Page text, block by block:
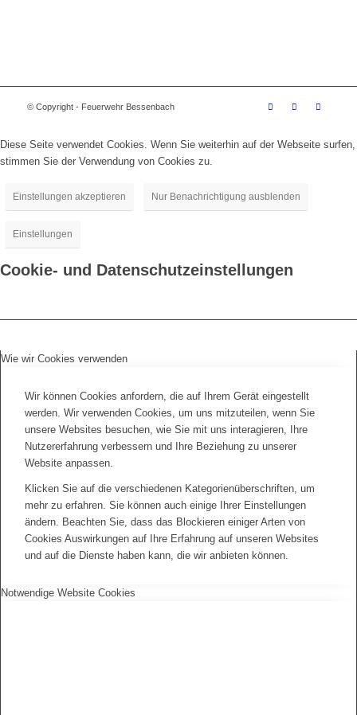
© Copyright - Feuerwehr Bessenbach
Diese Seite verwendet Cookies. Wenn Sie weiterhin auf der Webseite surfen,
stimmen Sie der Verwendung von Cookies zu.
Einstellungen akzeptieren Nur Benachrichtigung ausblenden
Einstellungen
Cookie- und Datenschutzeinstellungen
Wie wir Cookies verwenden
Wir können Cookies anfordern, die auf Ihrem Gerät eingestellt
werden. Wir verwenden Cookies, um uns mitzuteilen, wenn Sie
unsere Websites besuchen, wie Sie mit uns interagieren, Ihre
Nutzererfahrung verbessern und Ihre Beziehung zu unserer
Website anpassen.
Klicken Sie auf die verschiedenen Kategorienüberschriften, um
mehr zu erfahren. Sie können auch einige Ihrer Einstellungen
ändern. Beachten Sie, dass das Blockieren einiger Arten von
Cookies Auswirkungen auf Ihre Erfahrung auf unseren Websites
und auf die Dienste haben kann, die wir anbieten können.
Notwendige Website Cookies